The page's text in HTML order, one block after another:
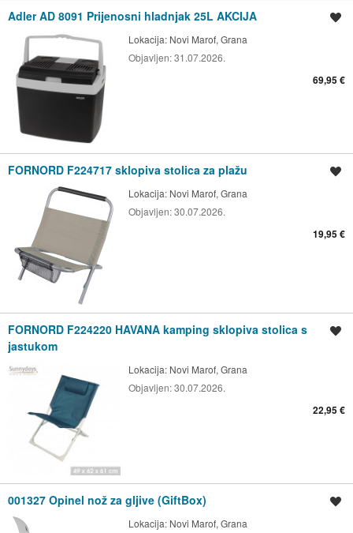
Adler AD 8091 Prijenosni hladnjak 25L AKCIJA
Lokacija: Novi Marof, Grana
Objavljen:31.07.2026.
69,95 €
FORNORD F224717 sklopiva stolica za plažu
Lokacija: Novi Marof, Grana
Objavljen:30.07.2026.
19,95 €
FORNORD F224220 HAVANA kamping sklopiva stolica s
jastukom
Lokacija: Novi Marof, Grana
Objavljen:30.07.2026.
22,95 €
001327 Opinel nož za gljive (GiftBox)
Lokacija: Novi Marof, Grana